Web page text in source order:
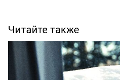
Читайте также